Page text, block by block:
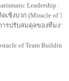
Leadership :
งบวก (Miracle of
ปรับสมดุลของทีมงาน
of Team Building